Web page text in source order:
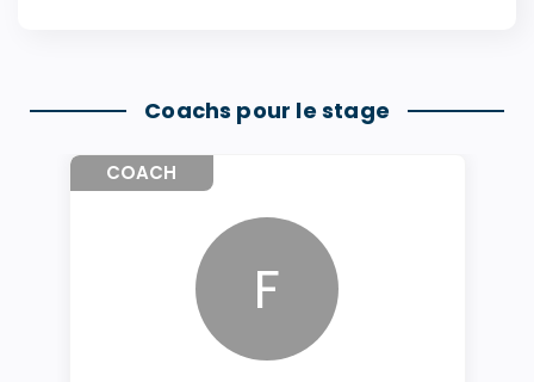
Coachs pour le stage
COACH
F